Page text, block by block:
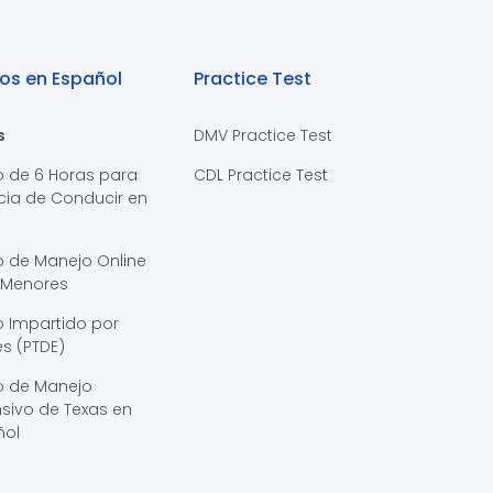
en Español
de 6 Horas para
de Conducir en
de Manejo Online
Impartido por
(PTDE)
de Manejo
de Texas en
Practice Test
DMV Practice Test
CDL Practice Test